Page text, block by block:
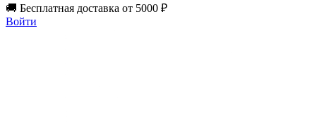
🚚 Бесплатная доставка от 5000 ₽
Войти